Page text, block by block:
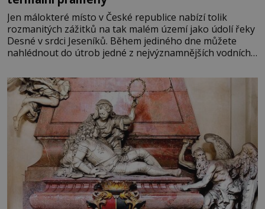
Jen málokteré místo v České republice nabízí tolik
rozmanitých zážitků na tak malém území jako údolí řeky
Desné v srdci Jeseníků. Během jediného dne můžete
nahlédnout do útrob jedné z nejvýznamnějších vodních
se na koloběžce a den zakončit poznáváním památek ve
Velkých Losinách nebo v termálním